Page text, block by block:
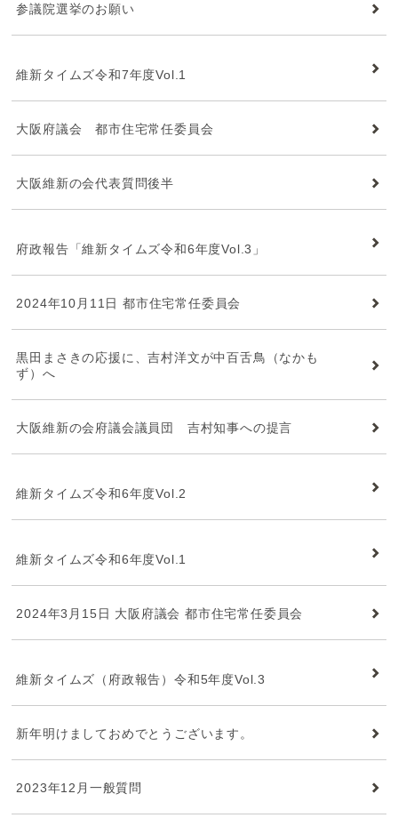
参議院選挙のお願い
維新タイムズ令和7年度Vol.1
大阪府議会 都市住宅常任委員会
大阪維新の会代表質問後半
府政報告「維新タイムズ令和6年度Vol.3」
2024年10月11日 都市住宅常任委員会
黒田まさきの応援に、吉村洋文が中百舌鳥（なかも
ず）へ
大阪維新の会府議会議員団 吉村知事への提言
維新タイムズ令和6年度Vol.2
維新タイムズ令和6年度Vol.1
2024年3月15日 大阪府議会 都市住宅常任委員会
維新タイムズ（府政報告）令和5年度Vol.3
新年明けましておめでとうございます。
2023年12月一般質問